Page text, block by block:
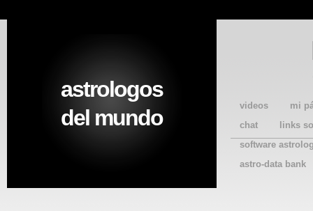
videos
mi
chat
links
software
astro-data bank
astrologos
del mundo